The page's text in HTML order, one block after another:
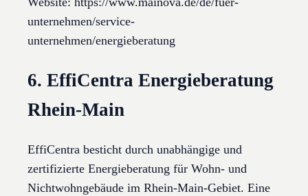
unternehmen/service-
unternehmen/energieberatung
6. EffiCentra Energieberatung
Rhein-Main
EffiCentra besticht durch unabhängige und
zertifizierte Energieberatung für Wohn- und
Nichtwohngebäude im Rhein-Main-Gebiet. Eine